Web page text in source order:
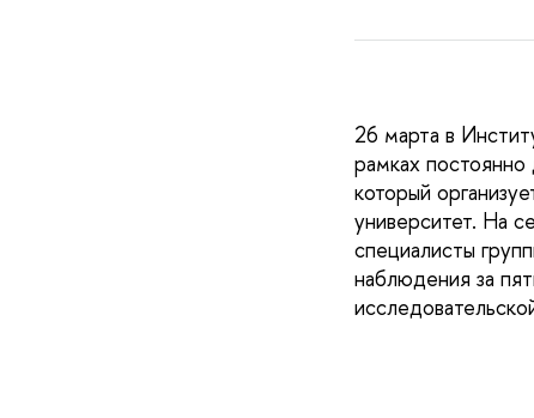
26 марта в
рамках
который
университет. На
специалисты
наблюдения за